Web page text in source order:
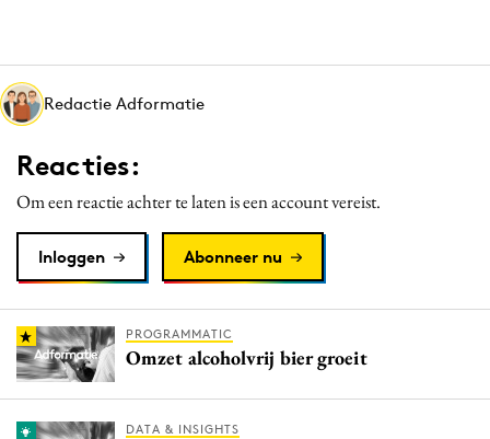
Martech
Media
Merkstrategie
PR
Programmatic
Reputatie & crisis
Redactie Adformatie
Reacties:
Om een reactie achter te laten is een account vereist.
Inloggen Abonneer nu
PROGRAMMATIC
Omzet alcoholvrij bier groeit
DATA & INSIGHTS